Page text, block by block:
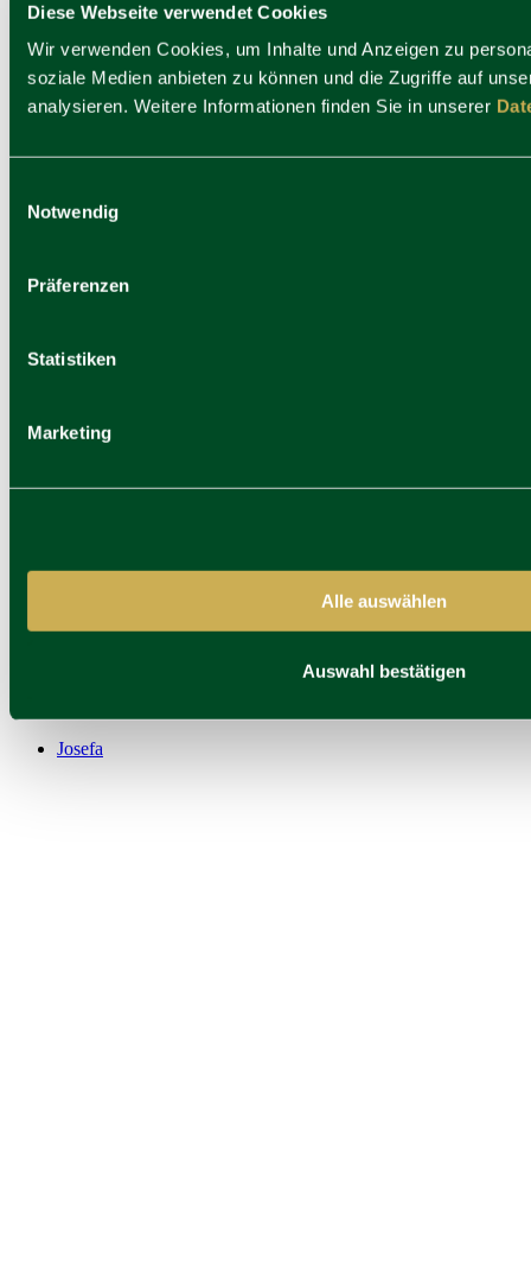
Diese Webseite verwendet Cookies
Wir verwenden Cookies, um Inhalte und Anzeigen zu
soziale Medien anbieten zu können und die Zugriffe auf
analysieren. Weitere Informationen finden Sie in unserer
Notwendig
Präferenzen
Statistiken
Marketing
Alle auswählen
Auswahl bestätigen
Pfistermühle
Josefa